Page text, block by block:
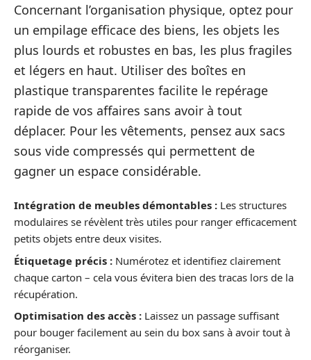
Concernant l’organisation physique, optez pour
un empilage efficace des biens, les objets les
plus lourds et robustes en bas, les plus fragiles
et légers en haut. Utiliser des boîtes en
plastique transparentes facilite le repérage
rapide de vos affaires sans avoir à tout
déplacer. Pour les vêtements, pensez aux sacs
sous vide compressés qui permettent de
gagner un espace considérable.
Intégration de meubles démontables : Les structures
modulaires se révèlent très utiles pour ranger efficacement
petits objets entre deux visites.
Étiquetage précis : Numérotez et identifiez clairement
chaque carton – cela vous évitera bien des tracas lors de la
récupération.
Optimisation des accès : Laissez un passage suffisant
pour bouger facilement au sein du box sans à avoir tout à
réorganiser.